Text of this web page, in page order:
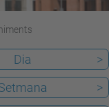
Dia
>
>